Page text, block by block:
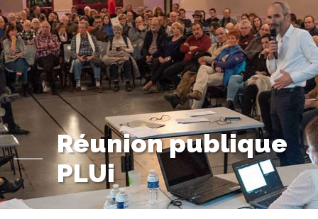
Réunion publique
PLUi